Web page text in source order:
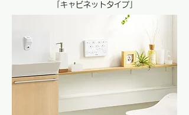
​「キャビネットタイプ」